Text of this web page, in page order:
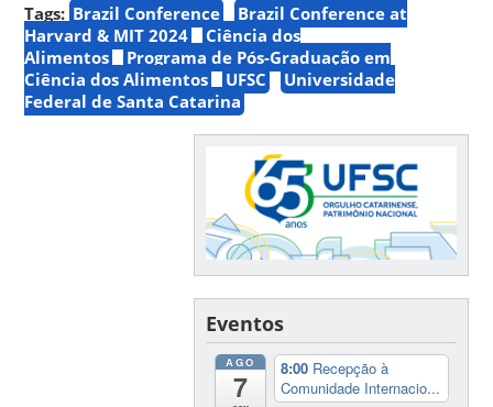
Tags: Brazil Conference
Brazil Conference at
Harvard & MIT 2024
Ciência dos
Alimentos
Programa de Pós-Graduação em
Ciência dos Alimentos
UFSC
Universidade
Federal de Santa Catarina
Eventos
AGO
7
8:00 Recepção à
Comunidade Internacio...